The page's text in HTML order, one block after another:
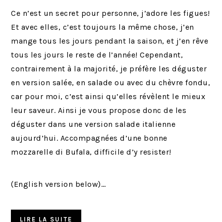
Ce n’est un secret pour personne, j’adore les figues!
Et avec elles, c’est toujours la même chose, j’en
mange tous les jours pendant la saison, et j’en rêve
tous les jours le reste de l’année! Cependant,
contrairement à la majorité, je préfère les déguster
en version salée, en salade ou avec du chèvre fondu,
car pour moi, c’est ainsi qu’elles révèlent le mieux
leur saveur. Ainsi je vous propose donc de les
déguster dans une version salade italienne
aujourd’hui. Accompagnées d’une bonne
mozzarelle di Bufala, difficile d’y resister!
(English version below)…
LIRE LA SUITE